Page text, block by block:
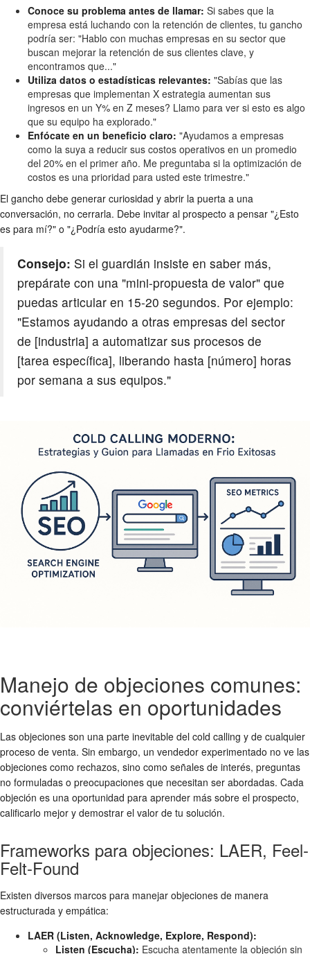
Conoce su problema antes de llamar: Si sabes que la
empresa está luchando con la retención de clientes, tu gancho
podría ser: "Hablo con muchas empresas en su sector que
buscan mejorar la retención de sus clientes clave, y
encontramos que..."
Utiliza datos o estadísticas relevantes: "Sabías que las
empresas que implementan X estrategia aumentan sus
ingresos en un Y% en Z meses? Llamo para ver si esto es algo
que su equipo ha explorado."
Enfócate en un beneficio claro: "Ayudamos a empresas
como la suya a reducir sus costos operativos en un promedio
del 20% en el primer año. Me preguntaba si la optimización de
costos es una prioridad para usted este trimestre."
El gancho debe generar curiosidad y abrir la puerta a una
conversación, no cerrarla. Debe invitar al prospecto a pensar "¿Esto
es para mí?" o "¿Podría esto ayudarme?".
Consejo: Si el guardián insiste en saber más,
prepárate con una "mini-propuesta de valor" que
puedas articular en 15-20 segundos. Por ejemplo:
"Estamos ayudando a otras empresas del sector
de [industria] a automatizar sus procesos de
[tarea específica], liberando hasta [número] horas
por semana a sus equipos."
Manejo de objeciones comunes:
conviértelas en oportunidades
Las objeciones son una parte inevitable del cold calling y de cualquier
proceso de venta. Sin embargo, un vendedor experimentado no ve las
objeciones como rechazos, sino como señales de interés, preguntas
no formuladas o preocupaciones que necesitan ser abordadas. Cada
objeción es una oportunidad para aprender más sobre el prospecto,
calificarlo mejor y demostrar el valor de tu solución.
Frameworks para objeciones: LAER, Feel-
Felt-Found
Existen diversos marcos para manejar objeciones de manera
estructurada y empática:
LAER (Listen, Acknowledge, Explore, Respond):
Listen (Escucha): Escucha atentamente la objeción sin